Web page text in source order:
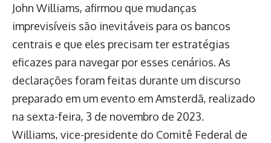
John Williams, afirmou que mudanças
imprevisíveis são inevitáveis para os bancos
centrais e que eles precisam ter estratégias
eficazes para navegar por esses cenários. As
declarações foram feitas durante um discurso
preparado em um evento em Amsterdã, realizado
na sexta-feira, 3 de novembro de 2023.
Williams, vice-presidente do Comitê Federal de